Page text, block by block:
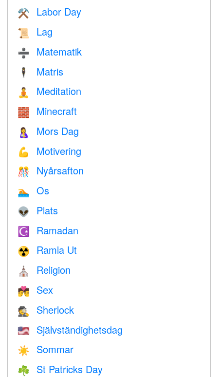
⚒️ Labor Day
📜 Lag
➗ Matematik
🕴️ Matris
🧘 Meditation
🧱 Minecraft
🤱 Mors Dag
💪 Motivering
🎊 Nyårsafton
🏊 Os
👽 Plats
☪️ Ramadan
☢️ Ramla Ut
⛪️ Religion
💏 Sex
🕵️ Sherlock
🇺🇸 Självständighetsdag
☀️ Sommar
☘️ St Patricks Day